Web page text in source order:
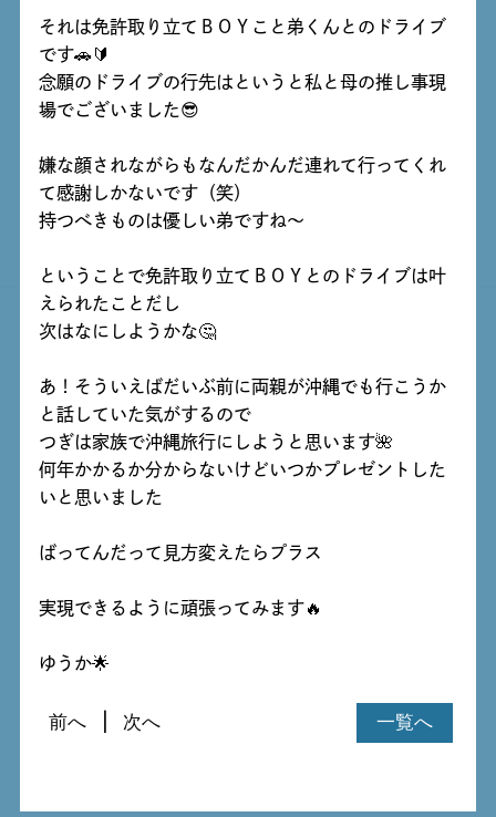
それは免許取り立てＢＯＹこと弟くんとのドライブ
です🚗🔰
念願のドライブの行先はというと私と母の推し事現
場でございました😎
嫌な顔されながらもなんだかんだ連れて行ってくれ
て感謝しかないです（笑）
持つべきものは優しい弟ですね～
ということで免許取り立てＢＯＹとのドライブは叶
えられたことだし
次はなにしようかな🤔
あ！そういえばだいぶ前に両親が沖縄でも行こうか
と話していた気がするので
つぎは家族で沖縄旅行にしようと思います🌺
何年かかるか分からないけどいつかプレゼントした
いと思いました
ばってんだって見方変えたらプラス
実現できるように頑張ってみます🔥
ゆうか🌟
一覧へ
前へ 次へ